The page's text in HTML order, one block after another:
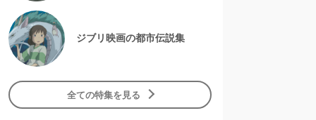
ジブリ映画の都市伝説集
全ての特集を見る